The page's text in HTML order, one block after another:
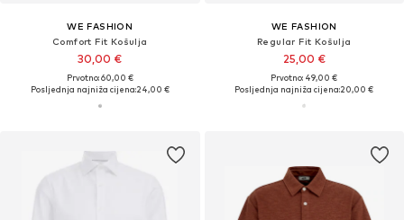
WE FASHION
Comfort Fit Košulja
30,00 €
Prvotno: 60,00 €
Posljednja najniža cijena:24,00 €
WE FASHION
Regular Fit Košulja
25,00 €
Prvotno: 49,00 €
Posljednja najniža cijena:20,00 €